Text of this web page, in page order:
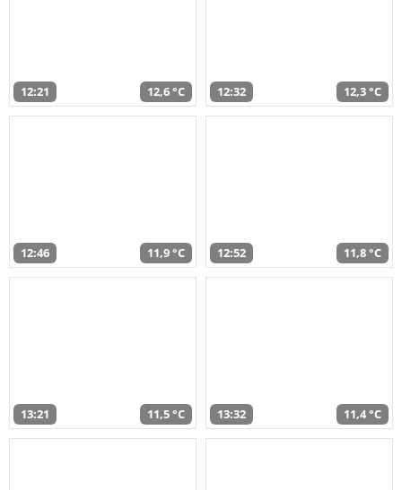
12:21 12,6 °C 12:32 12,3 °C
12:46 11,9 °C 12:52 11,8 °C
13:21 11,5 °C 13:32 11,4 °C